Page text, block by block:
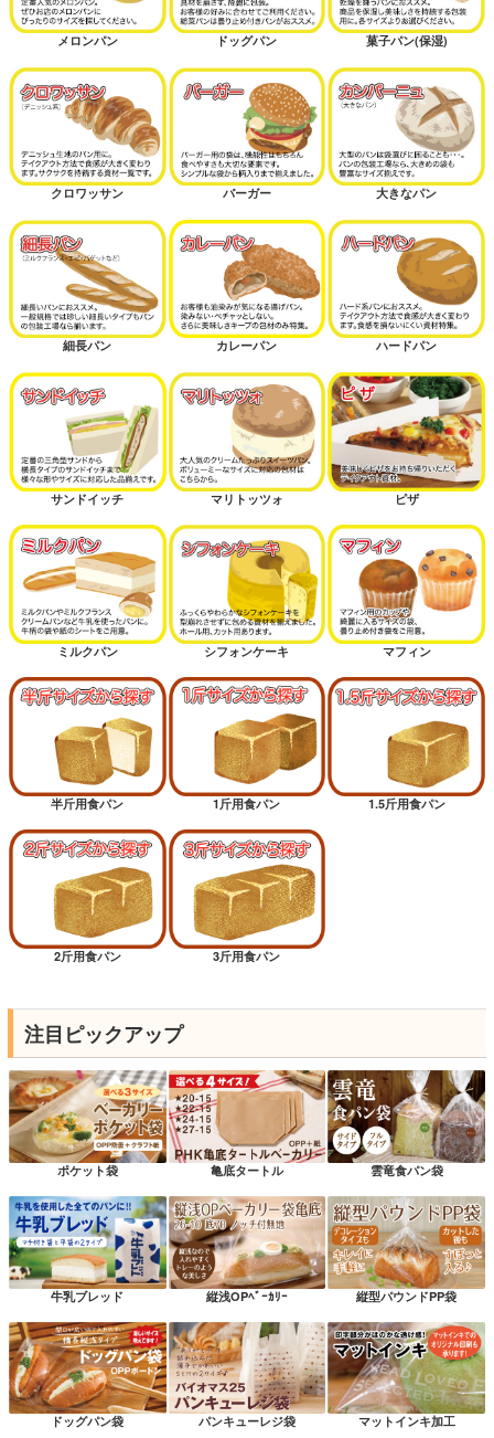
メロンパン ドッグパン 菓子パン(保湿)
クロワッサン バーガー 大きなパン
細長パン カレーパン ハードパン
サンドイッチ マリトッツォ ピザ
ミルクパン シフォンケーキ マフィン
半斤用食パン 1斤用食パン 1.5斤用食パン
2斤用食パン 3斤用食パン
注目ピックアップ
ポケット袋 亀底タートル 雲竜食パン袋
牛乳ブレッド 縦浅OPﾍﾞｰｶﾘｰ 縦型パウンドPP袋
ドッグパン袋 パンキューレジ袋 マットインキ加工